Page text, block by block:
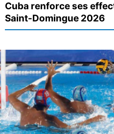
Cuba renforce ses
Saint-Domingue 2026